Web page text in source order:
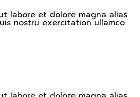
labore et dolore magna alias
nostru exercitation ullamco